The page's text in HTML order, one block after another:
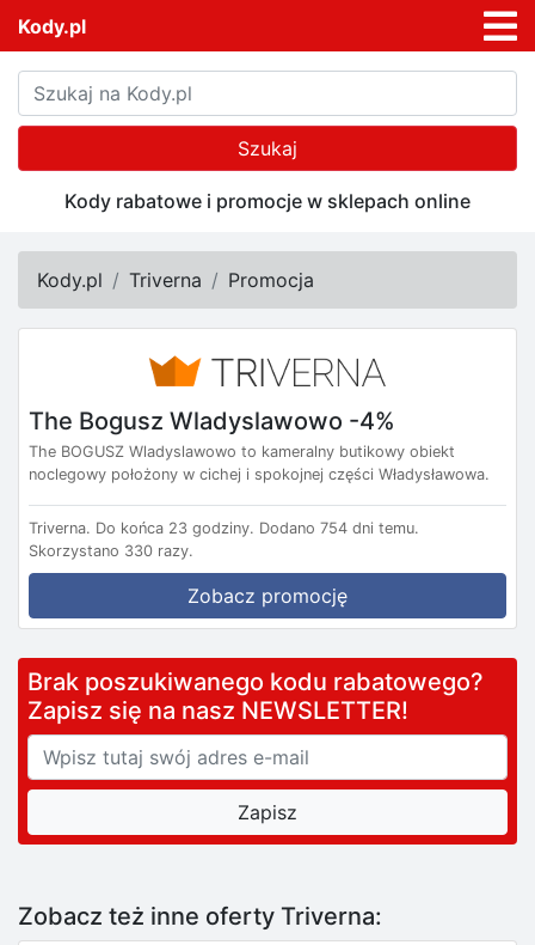
Kody.pl
Szukaj
Kody rabatowe i promocje w sklepach online
Kody.pl Triverna Promocja
The Bogusz Wladyslawowo -4%
The BOGUSZ Wladyslawowo to kameralny butikowy obiekt
noclegowy położony w cichej i spokojnej części Władysławowa.
Triverna. Do końca 23 godziny. Dodano 754 dni temu.
Skorzystano 330 razy.
Zobacz promocję
Brak poszukiwanego kodu rabatowego?
Zapisz się na nasz NEWSLETTER!
Zobacz też inne oferty Triverna: